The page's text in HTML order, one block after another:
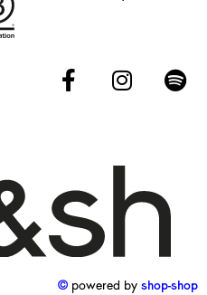
powered by shop-shop ©️